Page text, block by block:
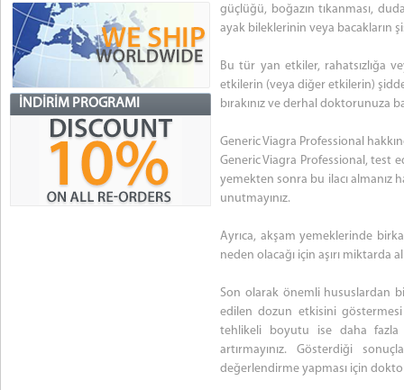
İNDIRIM PROGRAMI
güçlüğü, boğazın tıkanması,
ayak bileklerinin veya bacakların
Bu tür yan etkiler, rahatsızlığa
etkilerin (veya diğer etkilerin)
bırakınız ve derhal doktorunuza
Generic Viagra Professional
Generic Viagra Professional, test
yemekten sonra bu ilacı almanız
unutmayınız.
Ayrıca, akşam yemeklerinde
neden olacağı için aşırı miktarda
Son olarak önemli hususlardan
edilen dozun etkisini göstermesi
tehlikeli boyutu ise daha fazla
artırmayınız. Gösterdiği
değerlendirme yapması için